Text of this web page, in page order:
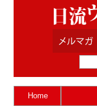
Home